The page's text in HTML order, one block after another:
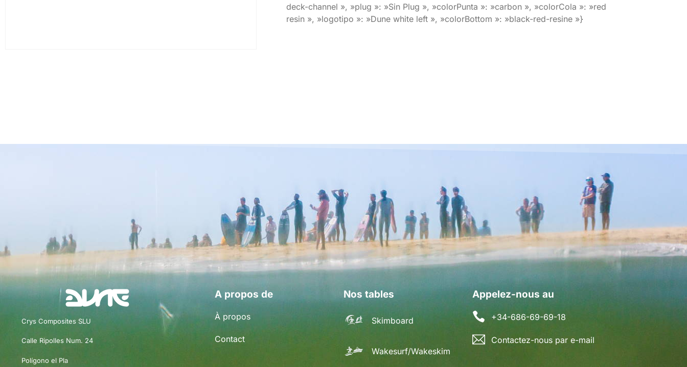
deck-channel », »plug »: »Sin Plug », »colorPunta »: »carbon », »colorCola »: »red
resin », »logotipo »: »Dune white left », »colorBottom »: »black-red-resine »}
Crys Composites SLU
Calle Ripolles Num. 24
Polígono el Pla
A propos de
À propos
Contact
Nos tables
Skimboard
Wakesurf/Wakeskim
Appelez-nous au
+34-686-69-69-18
Contactez-nous par e-mail